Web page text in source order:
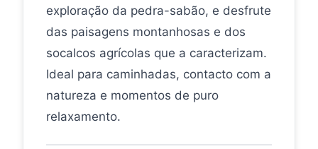
exploração da pedra-sabão, e desfrute
das paisagens montanhosas e dos
socalcos agrícolas que a caracterizam.
Ideal para caminhadas, contacto com a
natureza e momentos de puro
relaxamento.